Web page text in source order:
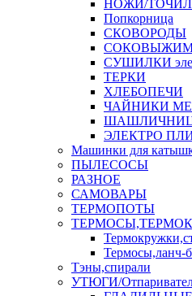
НОЖИ/
Попкорница
СКОВОРОДЫ
СУШИЛКИ
ТЕРКИ
ХЛЕБОПЕЧИ
ЧАЙНИКИ
ЭЛЕКТРО
Машинки для
ПЫЛЕСОСЫ
РАЗНОЕ
САМОВАРЫ
ТЕРМОПОТЫ
Термосы,ланч-
Тэны,спирали
УТЮГИ/